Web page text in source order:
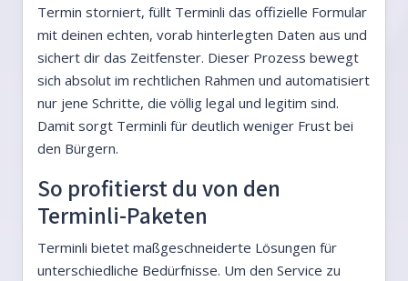
Termin storniert, füllt Terminli das offizielle Formular
mit deinen echten, vorab hinterlegten Daten aus und
sichert dir das Zeitfenster. Dieser Prozess bewegt
sich absolut im rechtlichen Rahmen und automatisiert
nur jene Schritte, die völlig legal und legitim sind.
Damit sorgt Terminli für deutlich weniger Frust bei
den Bürgern.
So profitierst du von den
Terminli-Paketen
Terminli bietet maßgeschneiderte Lösungen für
unterschiedliche Bedürfnisse. Um den Service zu